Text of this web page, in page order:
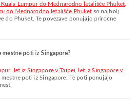
Lumpur do Mednarodno letališče Phuket,
do Mednarodno letališče Phuket so najbolj
do Phuket. Te povezave ponujajo priročne
poti iz Singapore?
, let iz Singapore v Taipei
let iz Singapore v
poti iz Singapore. Te poti ponujajo